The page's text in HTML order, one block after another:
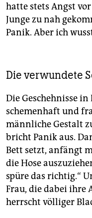
hatte stets Angst
Junge zu nah
Panik. Aber ich
Die verwundete
Die Geschehnisse
schemenhaft und
männliche Gestalt
bricht Panik aus.
Bett setzt, anfängt
die Hose
spüre das richtig.“
Frau, die dabei ihre
herrscht völliger